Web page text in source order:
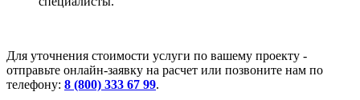
Для уточнения стоимости услуги по вашему проекту -
отправьте онлайн-заявку на расчет или позвоните нам по
телефону: 8 (800) 333 67 99.